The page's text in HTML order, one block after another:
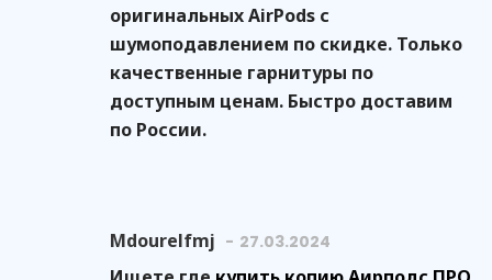
оригинальных AirPods с
шумоподавлением по скидке. Только
качественные гарнитуры по
доступным ценам. Быстро доставим
по России.
Mdourelfmj 27.03.2024